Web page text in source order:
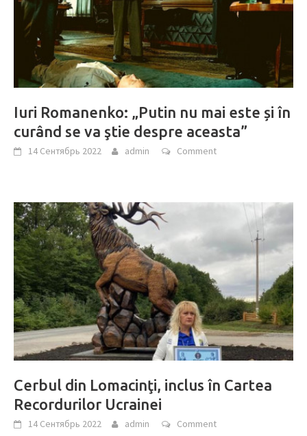
Iuri Romanenko: „Putin nu mai este și în
curând se va ştie despre aceasta”
14 Сентябрь 2022 admin Comment
Cerbul din Lomacinţi, inclus în Cartea
Recordurilor Ucrainei
14 Сентябрь 2022 admin Comment